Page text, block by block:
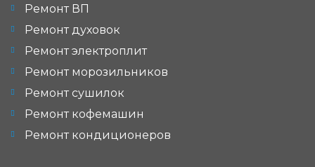
Ремонт ВП
Ремонт духовок
Ремонт электроплит
Ремонт морозильников
Ремонт сушилок
Ремонт кофемашин
Ремонт кондиционеров